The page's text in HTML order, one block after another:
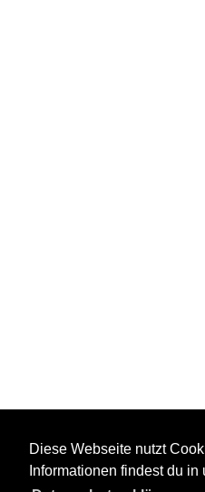
Diese Webseite nutzt
Informationen findest du in